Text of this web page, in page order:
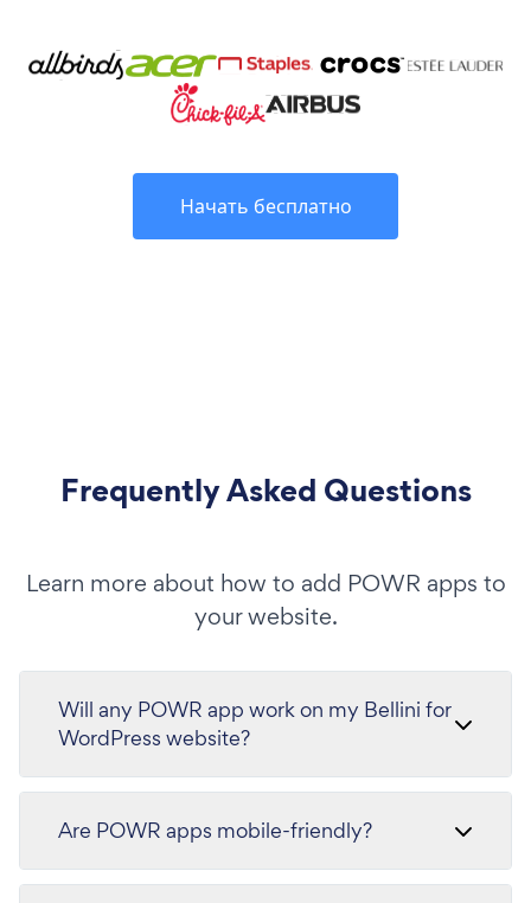
Начать бесплатно
Frequently Asked Questions
Learn more about how to add POWR apps to
your website.
Will any POWR app work on my Bellini for
WordPress website?
Are POWR apps mobile-friendly?